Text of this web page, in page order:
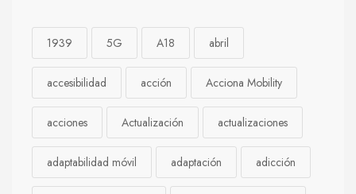
1939 5G A18 abril
accesibilidad acción Acciona Mobility
acciones Actualización actualizaciones
adaptabilidad móvil adaptación adicción